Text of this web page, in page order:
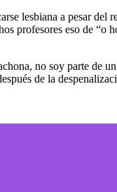
lesbiana a pesar
profesores eso de “o
no soy parte de
de la